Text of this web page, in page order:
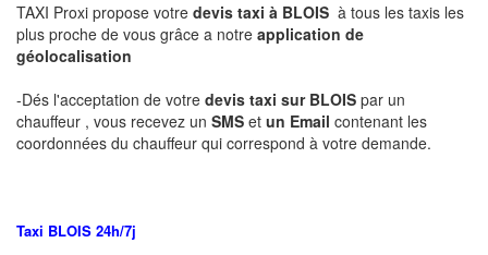
TAXI Proxi propose votre devis taxi à BLOIS à tous les taxis les
plus proche de vous grâce a notre application de
géolocalisation
-Dés l'acceptation de votre devis taxi sur BLOIS par un
chauffeur , vous recevez un SMS et un Email contenant les
coordonnées du chauffeur qui correspond à votre demande.
Taxi BLOIS 24h/7j